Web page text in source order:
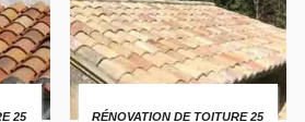
25 RÉNOVATION DE TOITURE 25